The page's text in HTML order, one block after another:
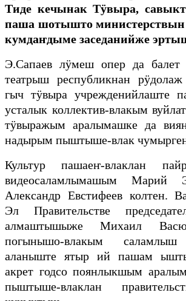
Тиде кечынак Тӱвыра,
паша шотышто
кумдаҥдыме заседанийже
Э.Сапаев лӱмеш опер да балет
театрыш республикнан
гыч тӱвыра учрежденийлаште
усталык коллектив-влакым
тӱвыражым аралымашке да
надырым пыштыше-влак
Культур пашаеҥ-влаклан
видеосаламлымашым Марий
Александр Евстифеев колтен.
Эл Правительстве
алмаштышыже Михаил
погынышо-влакым
аланыште ятыр ий пашам
акрет годсо поянлыкшым
пыштыше-влаклан